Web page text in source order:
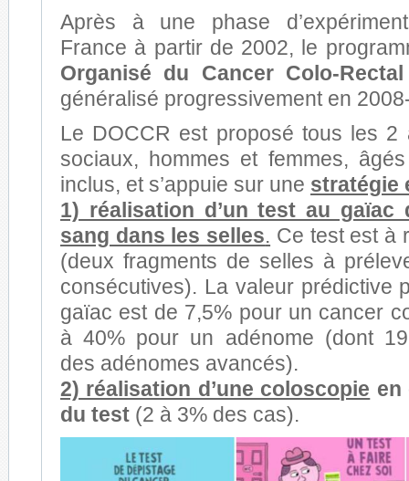
Après à une phase
France à partir de 2002, le
Organisé du Cancer Colo-Rectal
généralisé progressivement en
Le DOCCR est proposé tous les 2
sociaux, hommes et femmes,
inclus, et s’appuie sur une stratégie
1) réalisation d’un test au gaïac
sang dans les selles. Ce test est à
(deux fragments de selles à
consécutives). La valeur prédictive
gaïac est de 7,5% pour un cancer
à 40% pour un adénome (dont
des adénomes avancés).
2) réalisation d’une coloscopie en
du test (2 à 3% des cas).